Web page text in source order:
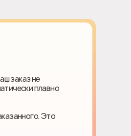
заказ не
плавно
Это